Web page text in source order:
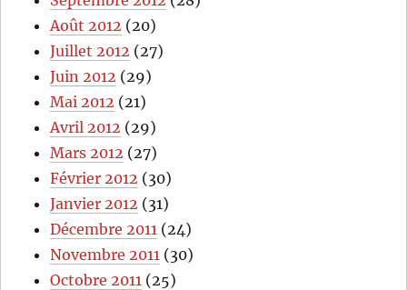
Août 2012 (20)
Juillet 2012 (27)
Juin 2012 (29)
Mai 2012 (21)
Avril 2012 (29)
Mars 2012 (27)
Février 2012 (30)
Janvier 2012 (31)
Décembre 2011 (24)
Novembre 2011 (30)
Octobre 2011 (25)